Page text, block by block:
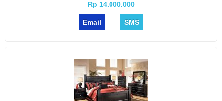
Rp 14.000.000
Email SMS